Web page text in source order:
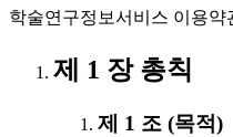
학술연구정보서비스 이용약
제 1 장 총칙
제 1 조 (목적)